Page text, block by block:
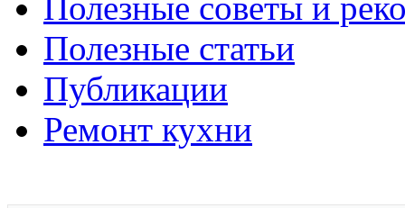
Полезные статьи
Публикации
Ремонт кухни